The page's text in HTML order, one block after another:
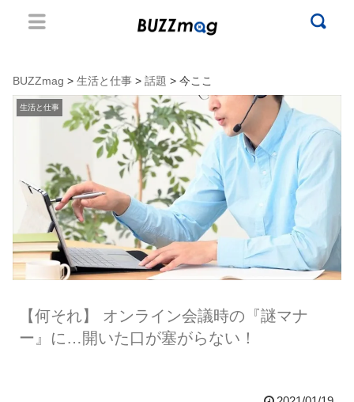
BUZZmag > 生活と仕事 > 話題 > 今ここ
生活と仕事
【何それ】 オンライン会議時の『謎マナ
ー』に…開いた口が塞がらない！